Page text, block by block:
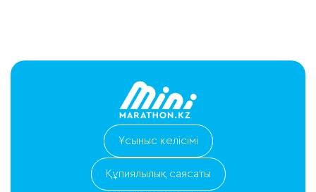
Ұсыныс келісімі
Құпиялылық саясаты